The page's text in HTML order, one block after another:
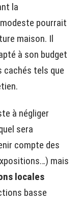
la
pourrait
maison. Il
à son budget
tels que
à négliger
sera
compte des
mais
locales
basse